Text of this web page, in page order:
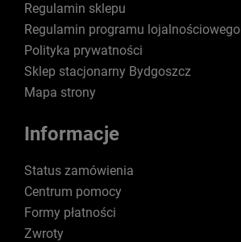
Regulamin sklepu
Regulamin programu lojalnościowego
Polityka prywatności
Sklep stacjonarny Bydgoszcz
Mapa strony
Informacje
Status zamówienia
Centrum pomocy
Formy płatności
Zwroty